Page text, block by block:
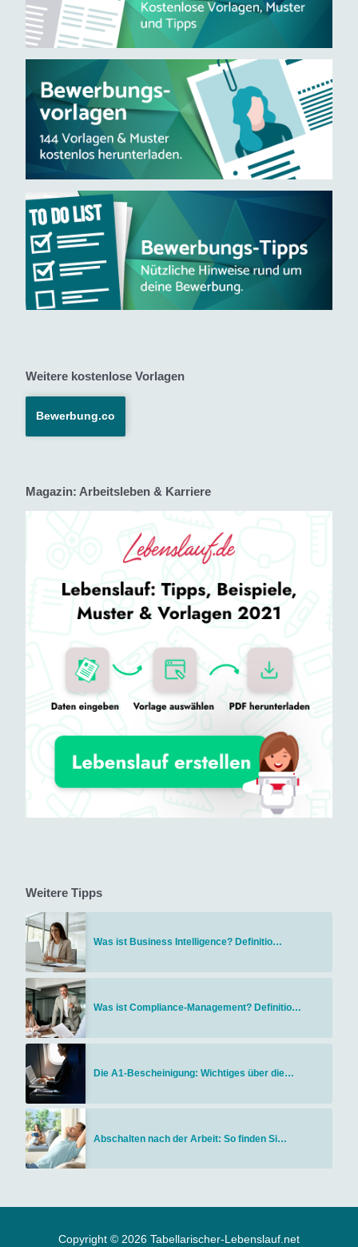
Weitere kostenlose Vorlagen
Bewerbung.co
Magazin: Arbeitsleben & Karriere
Weitere Tipps
Was ist Business Intelligence? Definitio…
Was ist Compliance-Management? Definitio…
Die A1-Bescheinigung: Wichtiges über die…
Abschalten nach der Arbeit: So finden Si…
Copyright © 2026 Tabellarischer-Lebenslauf.net